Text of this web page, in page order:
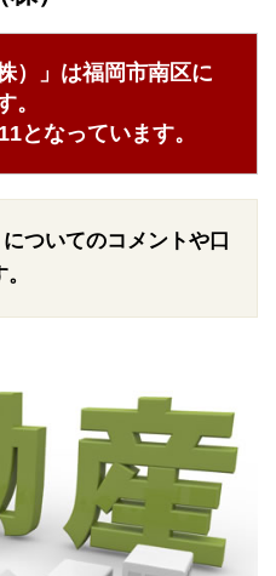
）」は福岡市南区に
。
となっています。
ついてのコメントや口